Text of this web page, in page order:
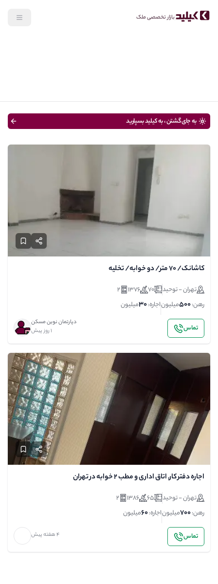
بازار تخصصی ملک جستجو
به جای گشتن ، به کیلید بسپارید
کاشانک/ 70 متر/ دو خوابه/ تخلیه
تهران - توحید 70
1376
2
رهن:500میلیوناجاره:30میلیون
تماس
دپارتمان نوین مسکن
1 روز پیش
اجاره دفتر کار, اتاق اداری و مطب 2 خوابه در تهران
تهران - توحید 65
1386
2
رهن:700میلیوناجاره:60میلیون
تماس 4 هفته پیش